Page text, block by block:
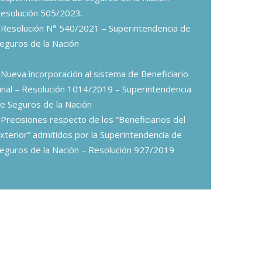
505/2023.
Resolución N° 540/2021 – Superintendencia de
de la Nación
Nueva incorporación al sistema de Beneficiario
– Resolución 1014/2019 – Superintendencia
Seguros de la Nación
Precisiones respecto de los “Beneficiarios del
admitidos por la Superintendencia de
de la Nación – Resolución 927/2019